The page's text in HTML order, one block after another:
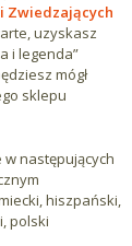
Zwiedzających
uzyskasz
i legenda”
mógł
sklepu
następujących
hiszpański,
polski